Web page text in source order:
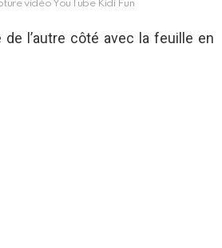
vidéo YouTube Kidi Fun
l’autre côté avec la feuille en